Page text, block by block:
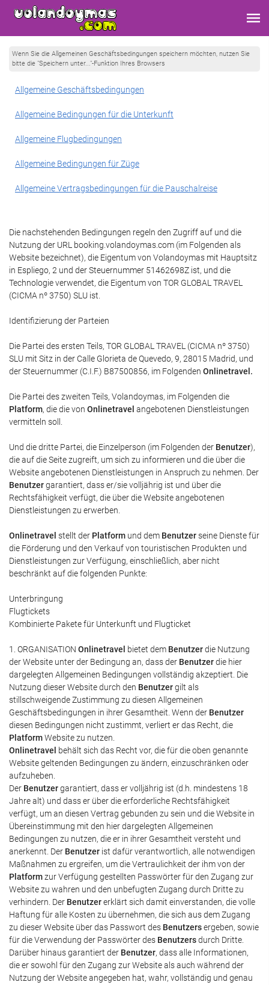
Wenn Sie die Allgemeinen Geschäftsbedingungen speichern möchten, nutzen Sie
bitte die "Speichern unter..."-Funktion Ihres Browsers
Allgemeine Geschäftsbedingungen
Allgemeine Bedingungen für die Unterkunft
Allgemeine Flugbedingungen
Allgemeine Bedingungen für Züge
Allgemeine Vertragsbedingungen für die Pauschalreise
Die nachstehenden Bedingungen regeln den Zugriff auf und die
Nutzung der URL booking.volandoymas.com (im Folgenden als
Website bezeichnet), die Eigentum von Volandoymas mit Hauptsitz
in Espliego, 2 und der Steuernummer 51462698Z ist, und die
Technologie verwendet, die Eigentum von TOR GLOBAL TRAVEL
(CICMA nº 3750) SLU ist.
Identifizierung der Parteien
Die Partei des ersten Teils, TOR GLOBAL TRAVEL (CICMA nº 3750)
SLU mit Sitz in der Calle Glorieta de Quevedo, 9, 28015 Madrid, und
der Steuernummer (C.I.F.) B87500856, im Folgenden Onlinetravel .
Die Partei des zweiten Teils, Volandoymas, im Folgenden die
Platform, die die von Onlinetravel angebotenen Dienstleistungen
vermitteln soll.
Und die dritte Partei, die Einzelperson (im Folgenden der Benutzer),
die auf die Seite zugreift, um sich zu informieren und die über die
Website angebotenen Dienstleistungen in Anspruch zu nehmen. Der
Benutzergarantiert, dass er/sie volljährig ist und über die
Rechtsfähigkeit verfügt, die über die Website angebotenen
Dienstleistungen zu erwerben.
Onlinetravel stellt der Platform und dem Benutzerseine Dienste für
die Förderung und den Verkauf von touristischen Produkten und
Dienstleistungen zur Verfügung, einschließlich, aber nicht
beschränkt auf die folgenden Punkte:
Unterbringung
Flugtickets
Kombinierte Pakete für Unterkunft und Flugticket
1. ORGANISATION Onlinetravel bietet dem Benutzerdie Nutzung
der Website unter der Bedingung an, dass der Benutzerdie hier
dargelegten Allgemeinen Bedingungen vollständig akzeptiert. Die
Nutzung dieser Website durch den Benutzergilt als
stillschweigende Zustimmung zu diesen Allgemeinen
Geschäftsbedingungen in ihrer Gesamtheit. Wenn der Benutzer
diesen Bedingungen nicht zustimmt, verliert er das Recht, die
PlatformWebsite zu nutzen.
Onlinetravel behält sich das Recht vor, die für die oben genannte
Website geltenden Bedingungen zu ändern, einzuschränken oder
aufzuheben.
Der Benutzergarantiert, dass er volljährig ist (d.h. mindestens 18
Jahre alt) und dass er über die erforderliche Rechtsfähigkeit
verfügt, um an diesen Vertrag gebunden zu sein und die Website in
Übereinstimmung mit den hier dargelegten Allgemeinen
Bedingungen zu nutzen, die er in ihrer Gesamtheit versteht und
anerkennt. Der Benutzer ist dafür verantwortlich, alle notwendigen
Maßnahmen zu ergreifen, um die Vertraulichkeit der ihm von der
Platformzur Verfügung gestellten Passwörter für den Zugang zur
Website zu wahren und den unbefugten Zugang durch Dritte zu
verhindern. Der Benutzererklärt sich damit einverstanden, die volle
Haftung für alle Kosten zu übernehmen, die sich aus dem Zugang
zu dieser Website über das Passwort des Benutzersergeben, sowie
für die Verwendung der Passwörter des Benutzersdurch Dritte.
Darüber hinaus garantiert der Benutzer, dass alle Informationen,
die er sowohl für den Zugang zur Website als auch während der
Nutzung der Website angegeben hat, wahr, vollständig und genau